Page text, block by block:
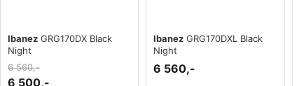
Ibanez GRG170DX Black
Night
6 560,-
6 500,-
Ibanez GRG170DXL Black
Night
6 560,-